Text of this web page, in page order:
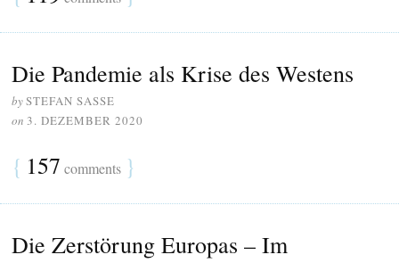
Die Pandemie als Krise des Westens
bySTEFAN SASSE
on 3. DEZEMBER 2020
{ 157 comments }
Die Zerstörung Europas – Im